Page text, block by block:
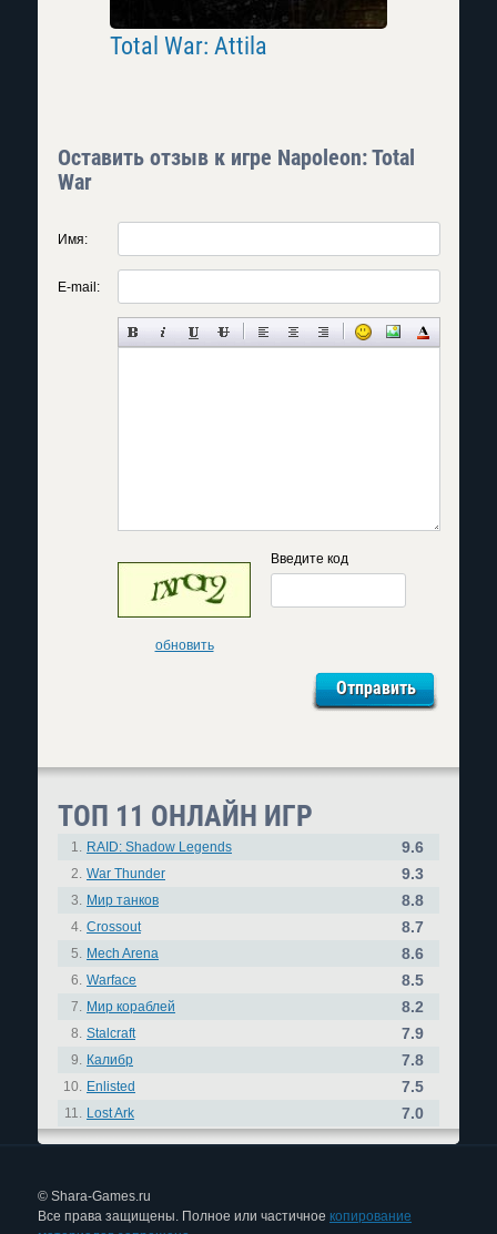
Total War: Attila
Оставить отзыв к игре Napoleon: Total
War
Имя:
E-mail:
обновить
Введите код
ТОП 11 ОНЛАЙН ИГР
1. RAID: Shadow Legends 9.6
2. War Thunder 9.3
3. Мир танков 8.8
4. Crossout 8.7
5. Mech Arena 8.6
6. Warface 8.5
7. Мир кораблей 8.2
8. Stalcraft 7.9
9. Калибр 7.8
10. Enlisted 7.5
11. Lost Ark 7.0
© Shara-Games.ru
Все права защищены. Полное или частичное копирование